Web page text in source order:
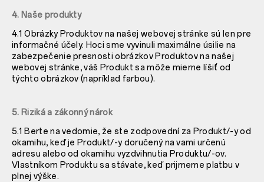
4. Naše produkty
4.1 Obrázky Produktov na našej webovej stránke sú len pre
informačné účely. Hoci sme vyvinuli maximálne úsilie na
zabezpečenie presnosti obrázkov Produktov na našej
webovej stránke, váš Produkt sa môže mierne líšiť od
týchto obrázkov (napríklad farbou).
5. Riziká a zákonný nárok
5.1 Berte na vedomie, že ste zodpovední za Produkt/-y od
okamihu, keď je Produkt/-y doručený na vami určenú
adresu alebo od okamihu vyzdvihnutia Produktu/-ov.
Vlastníkom Produktu sa stávate, keď prijmeme platbu v
plnej výške.